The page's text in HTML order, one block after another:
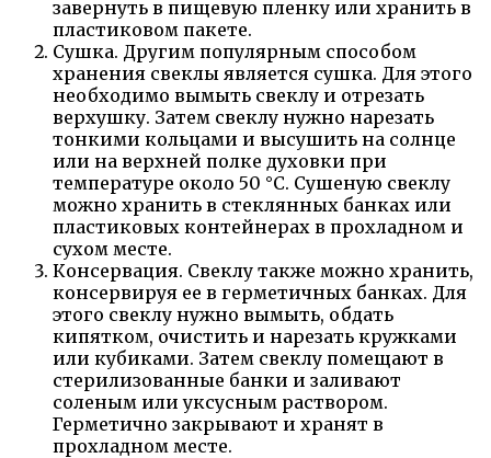
завернуть в пищевую пленку или хранить в
пластиковом пакете.
Сушка. Другим популярным способом
хранения свеклы является сушка. Для этого
необходимо вымыть свеклу и отрезать
верхушку. Затем свеклу нужно нарезать
тонкими кольцами и высушить на солнце
или на верхней полке духовки при
температуре около 50 °С. Сушеную свеклу
можно хранить в стеклянных банках или
пластиковых контейнерах в прохладном и
сухом месте.
Консервация. Свеклу также можно хранить,
консервируя ее в герметичных банках. Для
этого свеклу нужно вымыть, обдать
кипятком, очистить и нарезать кружками
или кубиками. Затем свеклу помещают в
стерилизованные банки и заливают
соленым или уксусным раствором.
Герметично закрывают и хранят в
прохладном месте.